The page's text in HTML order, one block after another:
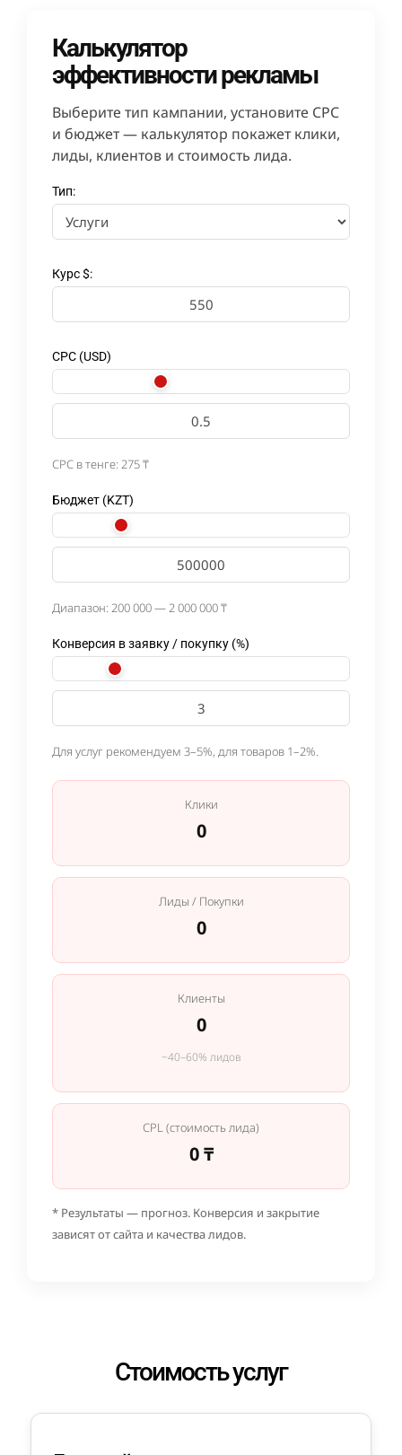
Калькулятор
эффективности рекламы
Выберите тип кампании, установите CPC
и бюджет — калькулятор покажет клики,
лиды, клиентов и стоимость лида.
Тип:
Курс $:
CPC (USD)
CPC в тенге: 275₸
Бюджет (KZT)
Диапазон: 200 000 — 2 000 000 ₸
Конверсия в заявку / покупку (%)
Для услуг рекомендуем 3–5%, для товаров 1–2%.
Клики
0
Лиды / Покупки
0
Клиенты
0
~40–60% лидов
CPL (стоимость лида)
0 ₸
* Результаты — прогноз. Конверсия и закрытие
зависят от сайта и качества лидов.
Стоимость услуг